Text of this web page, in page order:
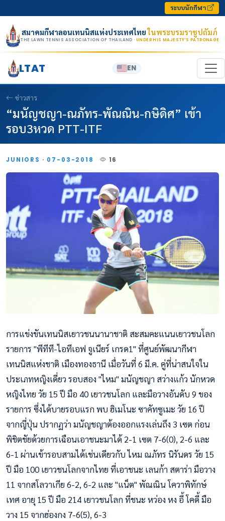
ระบบนักกีฬา
สมาคมกีฬาลอนเทนนิสแห่งประเทศไทยในพระบรมราชูปถัมภ์
THE LAWN TENNIS ASSOCIATION OF THAILAND · UNDER HIS MAJESTY’S PATRONAGE
LTAT EN
ข่าวสาร
“มนัญชญา-ณภัทร-พัณณิน-กษิดิศ” เข้า
รอบ3หวด PTT-ITF
JUNIORS · 07-03-2018 16
การแข่งขันเทนนิสเยาวชนนานาชาติ สะสมคะแนนเยาวชนโลก
รายการ "พีทีที-ไอทีเอฟ จูเนียร์ เกรด1" ที่ศูนย์พัฒนากีฬา
เทนนิสแห่งชาติ เมืองทองธานี เมื่อวันที่ 6 มี.ค. คู่ที่น่าสนใจใน
ประเภทหญิงเดี่ยว รอบสอง "ไหม" มนัญชญา สว่างแก้ว นักหวด
หญิงไทย วัย 15 ปี มือ 40 เยาวชนโลก และมือวางอันดับ 9 ของ
รายการ ซึ่งได้บายรอบแรก พบ ฮิเมโนะ ซาคัทซูเมะ วัย 16 ปี
จากญี่ปุ่น ปรากฏว่า มนัญชญาต้องออกแรงเล่นถึง 3 เซต ก่อน
พิชิตชัยด้วยการเฉือนเอาชนะมาได้ 2-1 เซต 7-6(0), 2-6 และ
6-1 ผ่านเข้ารอบสามได้เช่นเดียวกับ ไหม ณภัทร นิรันดร วัย 15
ปี มือ 100 เยาวชนโลกจากไทย ที่เอาชนะ เลนก้า สตาร่า มือวาง
11 จากสโลวาเกีย 6-2, 6-2 และ "แน็ต" พัณณิน โควาพิทักษ์
เทศ อายุ 15 ปี มือ 214 เยาวชนโลก ที่ชนะ หว่อง หง อี้ โคดี้ มือ
วาง 15 จากฮ่องกง 7-6(5), 6-3